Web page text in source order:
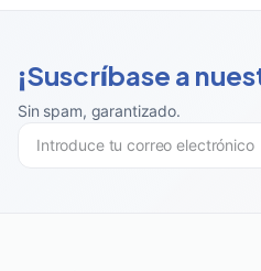
¡Suscríbase a
Sin spam, garantizado.